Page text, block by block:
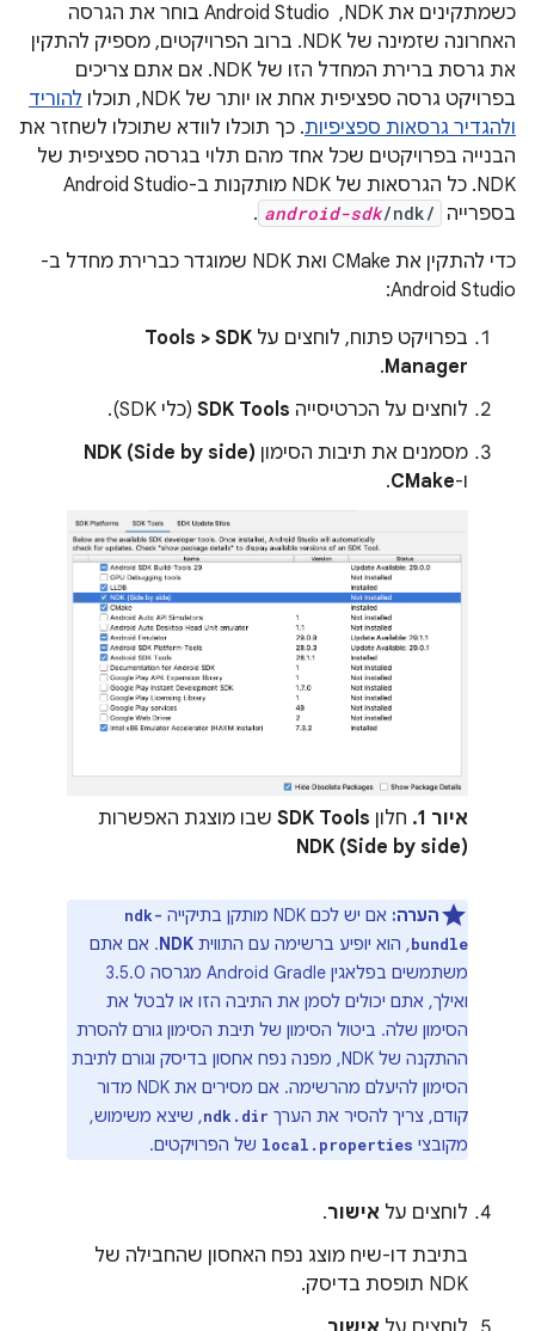
כשמתקינים את NDK, ‏ Android Studio בוחר את הגרסה
האחרונה שזמינה של NDK. ברוב הפרויקטים, מספיק להתקין
את גרסת ברירת המחדל הזו של NDK. אם אתם צריכים
בפרויקט גרסה ספציפית אחת או יותר של NDK, תוכלו
להוריד
ולהגדיר גרסאות ספציפיות. כך תוכלו לוודא שתוכלו לשחזר את
הבנייה בפרויקטים שכל אחד מהם תלוי בגרסה ספציפית של
NDK. כל הגרסאות של NDK מותקנות ב-Android Studio
בספרייה
android-sdk/ndk/
.
כדי להתקין את CMake ואת NDK שמוגדר כברירת מחדל ב-
Android Studio:
בפרויקט פתוח, לוחצים על Tools > SDK
Manager
.
לוחצים על הכרטיסייה SDK Tools (כלי SDK).
מסמנים את תיבות הסימון NDK (Side by side)
ו-CMake
.
איור 1. חלון SDK Tools שבו מוצגת האפשרות
NDK (Side by side)
הערה: אם יש לכם NDK מותקן בתיקייה
ndk-
bundle, הוא יופיע ברשימה עם התווית NDK. אם אתם
משתמשים בפלאגין Android Gradle מגרסה 3.5.0
ואילך, אתם יכולים לסמן את התיבה הזו או לבטל את
הסימון שלה. ביטול הסימון של תיבת הסימון גורם להסרת
ההתקנה של NDK, מפנה נפח אחסון בדיסק וגורם לתיבת
הסימון להיעלם מהרשימה. אם מסירים את NDK מדור
קודם, צריך להסיר את הערך ndk.dir, שיצא משימוש,
מקובצי local.properties של הפרויקטים.
לוחצים על אישור.
בתיבת דו-שיח מוצג נפח האחסון שהחבילה של
NDK תופסת בדיסק.